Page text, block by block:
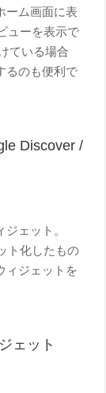
ーム画面に表
ューを表示で
ている場合
るのも便利で
Discover /
ェット。
ト化したもの
ィジェットを
ェット